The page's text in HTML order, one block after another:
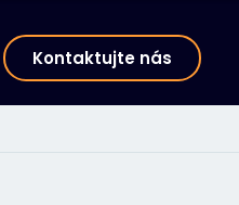
Kontaktujte nás